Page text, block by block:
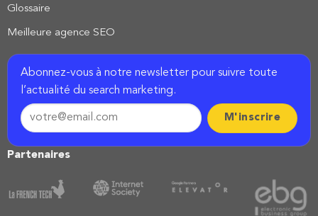
Glossaire
Meilleure agence SEO
Abonnez-vous à notre newsletter pour suivre toute
l’actualité du search marketing.
Partenaires